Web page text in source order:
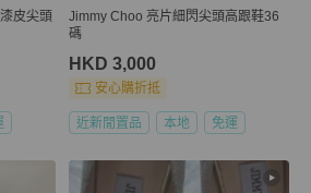
皮尖頭
Jimmy Choo 亮片細閃尖頭高跟鞋36
碼
HKD 3,000
安心購折抵
近新閒置品 本地 免運